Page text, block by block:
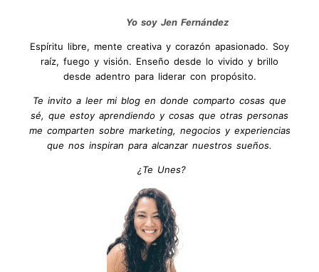
Yo soy Jen Fernández
Espíritu libre, mente creativa y corazón apasionado. Soy
raíz, fuego y visión. Enseño desde lo vivido y brillo
desde adentro para liderar con propósito.
Te invito a leer mi blog en donde comparto cosas que
sé, que estoy aprendiendo y cosas que otras personas
me comparten sobre marketing, negocios y experiencias
que nos inspiran para alcanzar nuestros sueños.
¿Te Unes?